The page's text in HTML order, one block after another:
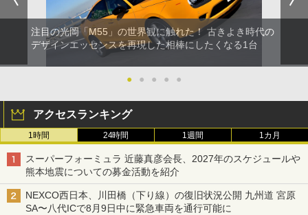
注目の光岡「M55」の世界観に触れた！ 古きよき時代の
デザインエッセンスを再現した相棒にしたくなる1台
● ● ● ● ●
アクセスランキング
1時間 24時間 1週間 1カ月
スーパーフォーミュラ 近藤真彦会長、2027年のスケジュールや
熊本地震についての募金活動を紹介
NEXCO西日本、川田橋（下り線）の復旧状況公開 九州道 宮原
SA〜八代ICで8月9日中に緊急車両を通行可能に